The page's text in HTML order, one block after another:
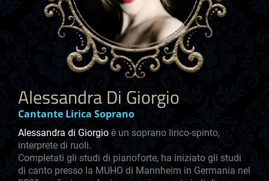
Alessandra Di Giorgio
Cantante Lirica Soprano
Alessandra di Giorgio è un soprano lirico-spinto,
interprete di ruoli.
Completati gli studi di pianoforte, ha iniziato gli studi
di canto presso la MUHO di Mannheim in Germania nel